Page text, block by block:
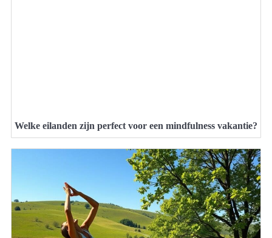
Welke eilanden zijn perfect voor een mindfulness vakantie?